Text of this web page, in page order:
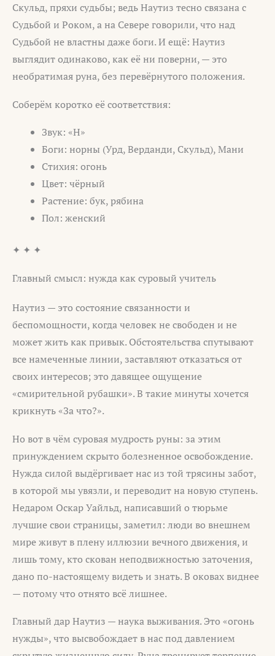
Скульд, пряхи судьбы; ведь Наутиз тесно связана с
Судьбой и Роком, а на Севере говорили, что над
Судьбой не властны даже боги. И ещё: Наутиз
выглядит одинаково, как её ни поверни, — это
необратимая руна, без перевёрнутого положения.
Соберём коротко её соответствия:
Звук: «Н»
Боги: норны (Урд, Верданди, Скульд), Мани
Стихия: огонь
Цвет: чёрный
Растение: бук, рябина
Пол: женский
✦ ✦ ✦
Главный смысл: нужда как суровый учитель
Наутиз — это состояние связанности и
беспомощности, когда человек не свободен и не
может жить как привык. Обстоятельства спутывают
все намеченные линии, заставляют отказаться от
своих интересов; это давящее ощущение
«смирительной рубашки». В такие минуты хочется
крикнуть «За что?».
Но вот в чём суровая мудрость руны: за этим
принуждением скрыто болезненное освобождение.
Нужда силой выдёргивает нас из той трясины забот,
в которой мы увязли, и переводит на новую ступень.
Недаром Оскар Уайльд, написавший о тюрьме
лучшие свои страницы, заметил: люди во внешнем
мире живут в плену иллюзии вечного движения, и
лишь тому, кто скован неподвижностью заточения,
дано по-настоящему видеть и знать. В оковах виднее
— потому что отнято всё лишнее.
Главный дар Наутиз — наука выживания. Это «огонь
нужды», что высвобождает в нас под давлением